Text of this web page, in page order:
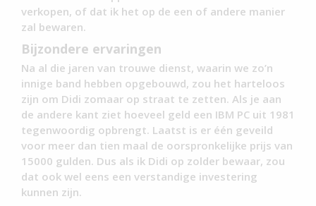
verkopen, of dat ik het op de een of andere manier
zal bewaren.
Bijzondere ervaringen
Na al die jaren van trouwe dienst, waarin we zo’n
innige band hebben opgebouwd, zou het harteloos
zijn om Didi zomaar op straat te zetten. Als je aan
de andere kant ziet hoeveel geld een IBM PC uit 1981
tegenwoordig opbrengt. Laatst is er één geveild
voor meer dan tien maal de oorspronkelijke prijs van
15000 gulden. Dus als ik Didi op zolder bewaar, zou
dat ook wel eens een verstandige investering
kunnen zijn.